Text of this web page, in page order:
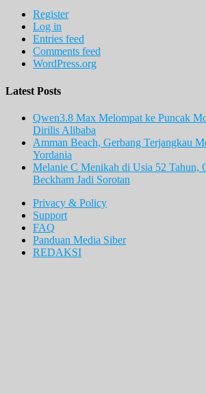
Register
Log in
Entries feed
Comments feed
WordPress.org
Latest Posts
Qwen3.8 Max Melompat ke Puncak
Dirilis Alibaba
Amman Beach, Gerbang Terjangkau
Yordania
Melanie C Menikah di Usia 52 Tahun,
Beckham Jadi Sorotan
Privacy & Policy
Support
FAQ
Panduan Media Siber
REDAKSI